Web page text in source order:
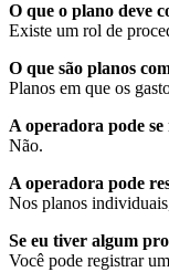
O que o plano deve
Existe um rol de
O que são planos
Planos em que os
A operadora pode
Não.
A operadora pode
Nos planos
Se eu tiver algum
Você pode registrar